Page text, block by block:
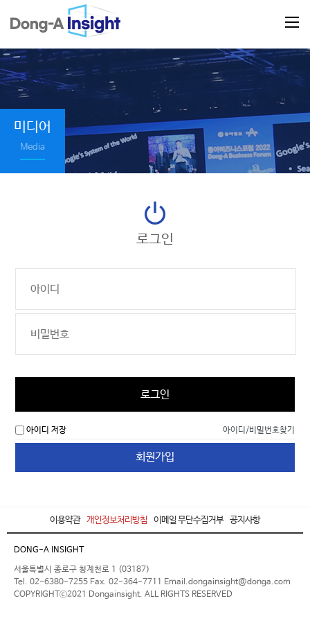
미디어
Media
로그인
로그인
아이디 저장 아이디/비밀번호찾기
회원가입
이용약관 개인정보처리방침 이메일 무단수집거부 공지사항
DONG-A INSIGHT
서울특별시 종로구 청계천로 1 (03187)
Tel. 02-6380-7255 Fax. 02-364-7711 Email.dongainsight@donga.com
COPYRIGHTⓒ2021 Dongainsight. ALL RIGHTS RESERVED